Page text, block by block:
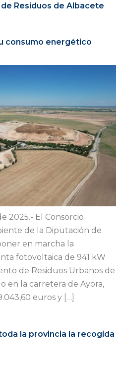
Residuos de Albacete
consumo energético
2025.- El Consorcio
de la Diputación de
en marcha la
fotovoltaica de 941 kW
de Residuos Urbanos de
en la carretera de Ayora,
euros y […]
la provincia la recogida